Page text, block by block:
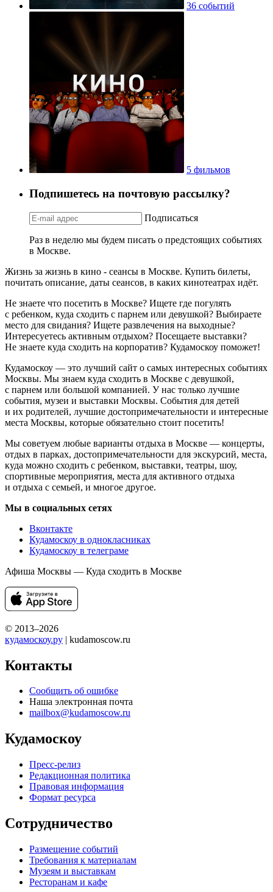
36 событий
5 фильмов
Подпишетесь на почтовую рассылку?
Подписаться
Раз в неделю мы будем писать о предстоящих событиях
в Москве.
Жизнь за жизнь в кино - сеансы в Москве. Купить билеты,
почитать описание, даты сеансов, в каких кинотеатрах идёт.
Не знаете что посетить в Москве? Ищете где погулять
с ребенком, куда сходить с парнем или девушкой? Выбираете
место для свидания? Ищете развлечения на выходные?
Интересуетесь активным отдыхом? Посещаете выставки?
Не знаете куда сходить на корпоратив? Кудамоскоу поможет!
Кудамоскоу — это лучший сайт о самых интересных событиях
Москвы. Мы знаем куда сходить в Москве с девушкой,
с парнем или большой компанией. У нас только лучшие
события, музеи и выставки Москвы. События для детей
и их родителей, лучшие достопримечательности и интересные
места Москвы, которые обязательно стоит посетить!
Мы советуем любые варианты отдыха в Москве — концерты,
отдых в парках, достопримечательности для экскурсий, места,
куда можно сходить с ребенком, выставки, театры, шоу,
спортивные мероприятия, места для активного отдыха
и отдыха с семьей, и многое другое.
Мы в социальных сетях
Вконтакте
Кудамоскоу в однокласниках
Кудамоскоу в телеграме
Афиша Москвы — Куда сходить в Москве
© 2013–2026
кудамоскоу.ру | kudamoscow.ru
Контакты
Сообщить об ошибке
Наша электронная почта
mailbox@kudamoscow.ru
Кудамоскоу
Пресс-релиз
Редакционная политика
Правовая информация
Формат ресурса
Сотрудничество
Размещение событий
Требования к материалам
Музеям и выставкам
Ресторанам и кафе